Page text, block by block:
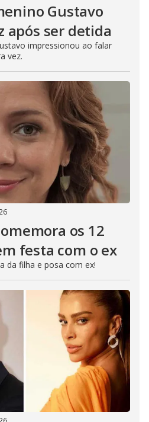
Gustavo
após ser detida
impressionou ao falar
vez.
os 12
festa com o ex
da filha e posa com ex!